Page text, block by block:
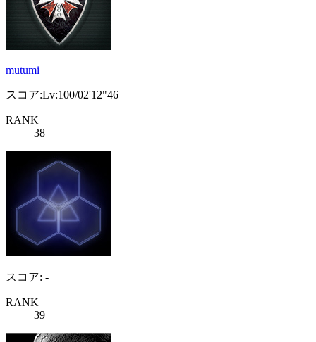
mutumi
スコア:Lv:100/02'12"46
RANK
38
スコア: -
RANK
39